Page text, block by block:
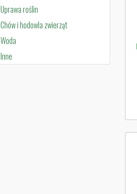
Uprawa roślin
Chów i hodowla zwierząt
Woda
Inne